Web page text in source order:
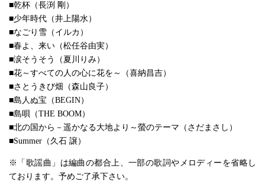
■乾杯（長渕 剛）
■少年時代（井上陽水）
■なごり雪（イルカ）
■春よ、来い（松任谷由実）
■涙そうそう（夏川りみ）
■花～すべての人の心に花を～（喜納昌吉）
■さとうきび畑（森山良子）
■島人ぬ宝（BEGIN）
■島唄（THE BOOM）
■北の国から－遥かなる大地より～螢のテーマ（さだまさし）
■Summer（久石 譲）
※「歌謡曲」は編曲の都合上、一部の歌詞やメロディーを省略し
ております。予めご了承下さい。